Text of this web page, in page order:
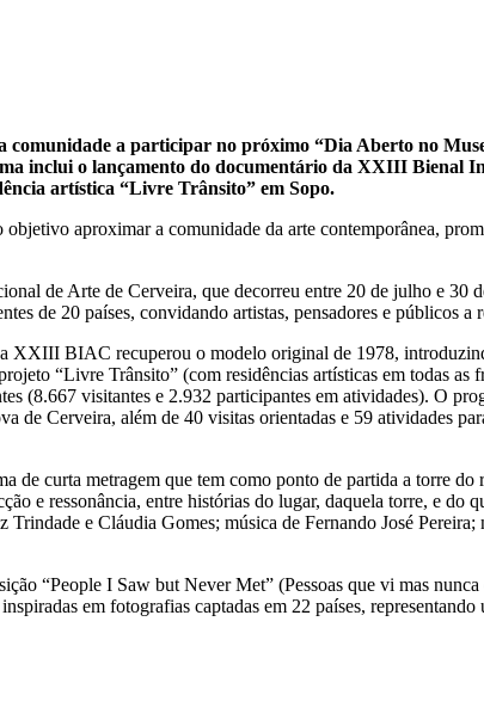
a participar no próximo “Dia Aberto no
inclui o lançamento do documentário da XXIII Bienal
artística “Livre Trânsito” em Sopo.
aproximar a comunidade da arte contemporânea,
de Arte de Cerveira, que decorreu entre 20 de julho e 30
de 20 países, convidando artistas, pensadores e públicos a
XXIII BIAC recuperou o modelo original de 1978,
“Livre Trânsito” (com residências artísticas em todas
(8.667 visitantes e 2.932 participantes em atividades). O
de Cerveira, além de 40 visitas orientadas e 59 atividades
de curta metragem que tem como ponto de partida a torre
e ressonância, entre histórias do lugar, daquela torre, e do
Trindade e Cláudia Gomes; música de Fernando José
“People I Saw but Never Met” (Pessoas que vi mas
em fotografias captadas em 22 países, representando